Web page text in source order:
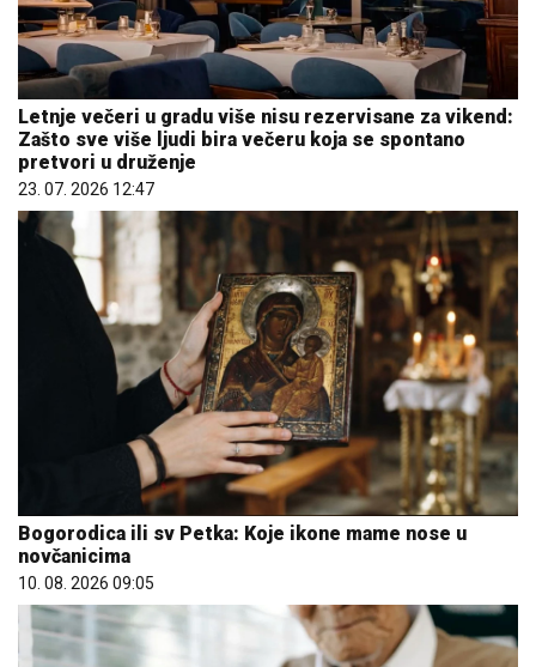
Letnje večeri u gradu više nisu rezervisane za vikend:
Zašto sve više ljudi bira večeru koja se spontano
pretvori u druženje
23. 07. 2026 12:47
Bogorodica ili sv Petka: Koje ikone mame nose u
novčanicima
10. 08. 2026 09:05